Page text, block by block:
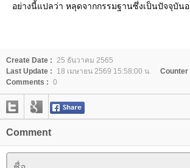
อย่างนี้แปลว่า หลุดจากกรรมฐานซึ่งเป็นปัจจุบัน
Create Date : 25 ธันวาคม 2565
Last Update :
18 เมษายน 2569 15:58:00 น. Counter
Comments : 0
Comment